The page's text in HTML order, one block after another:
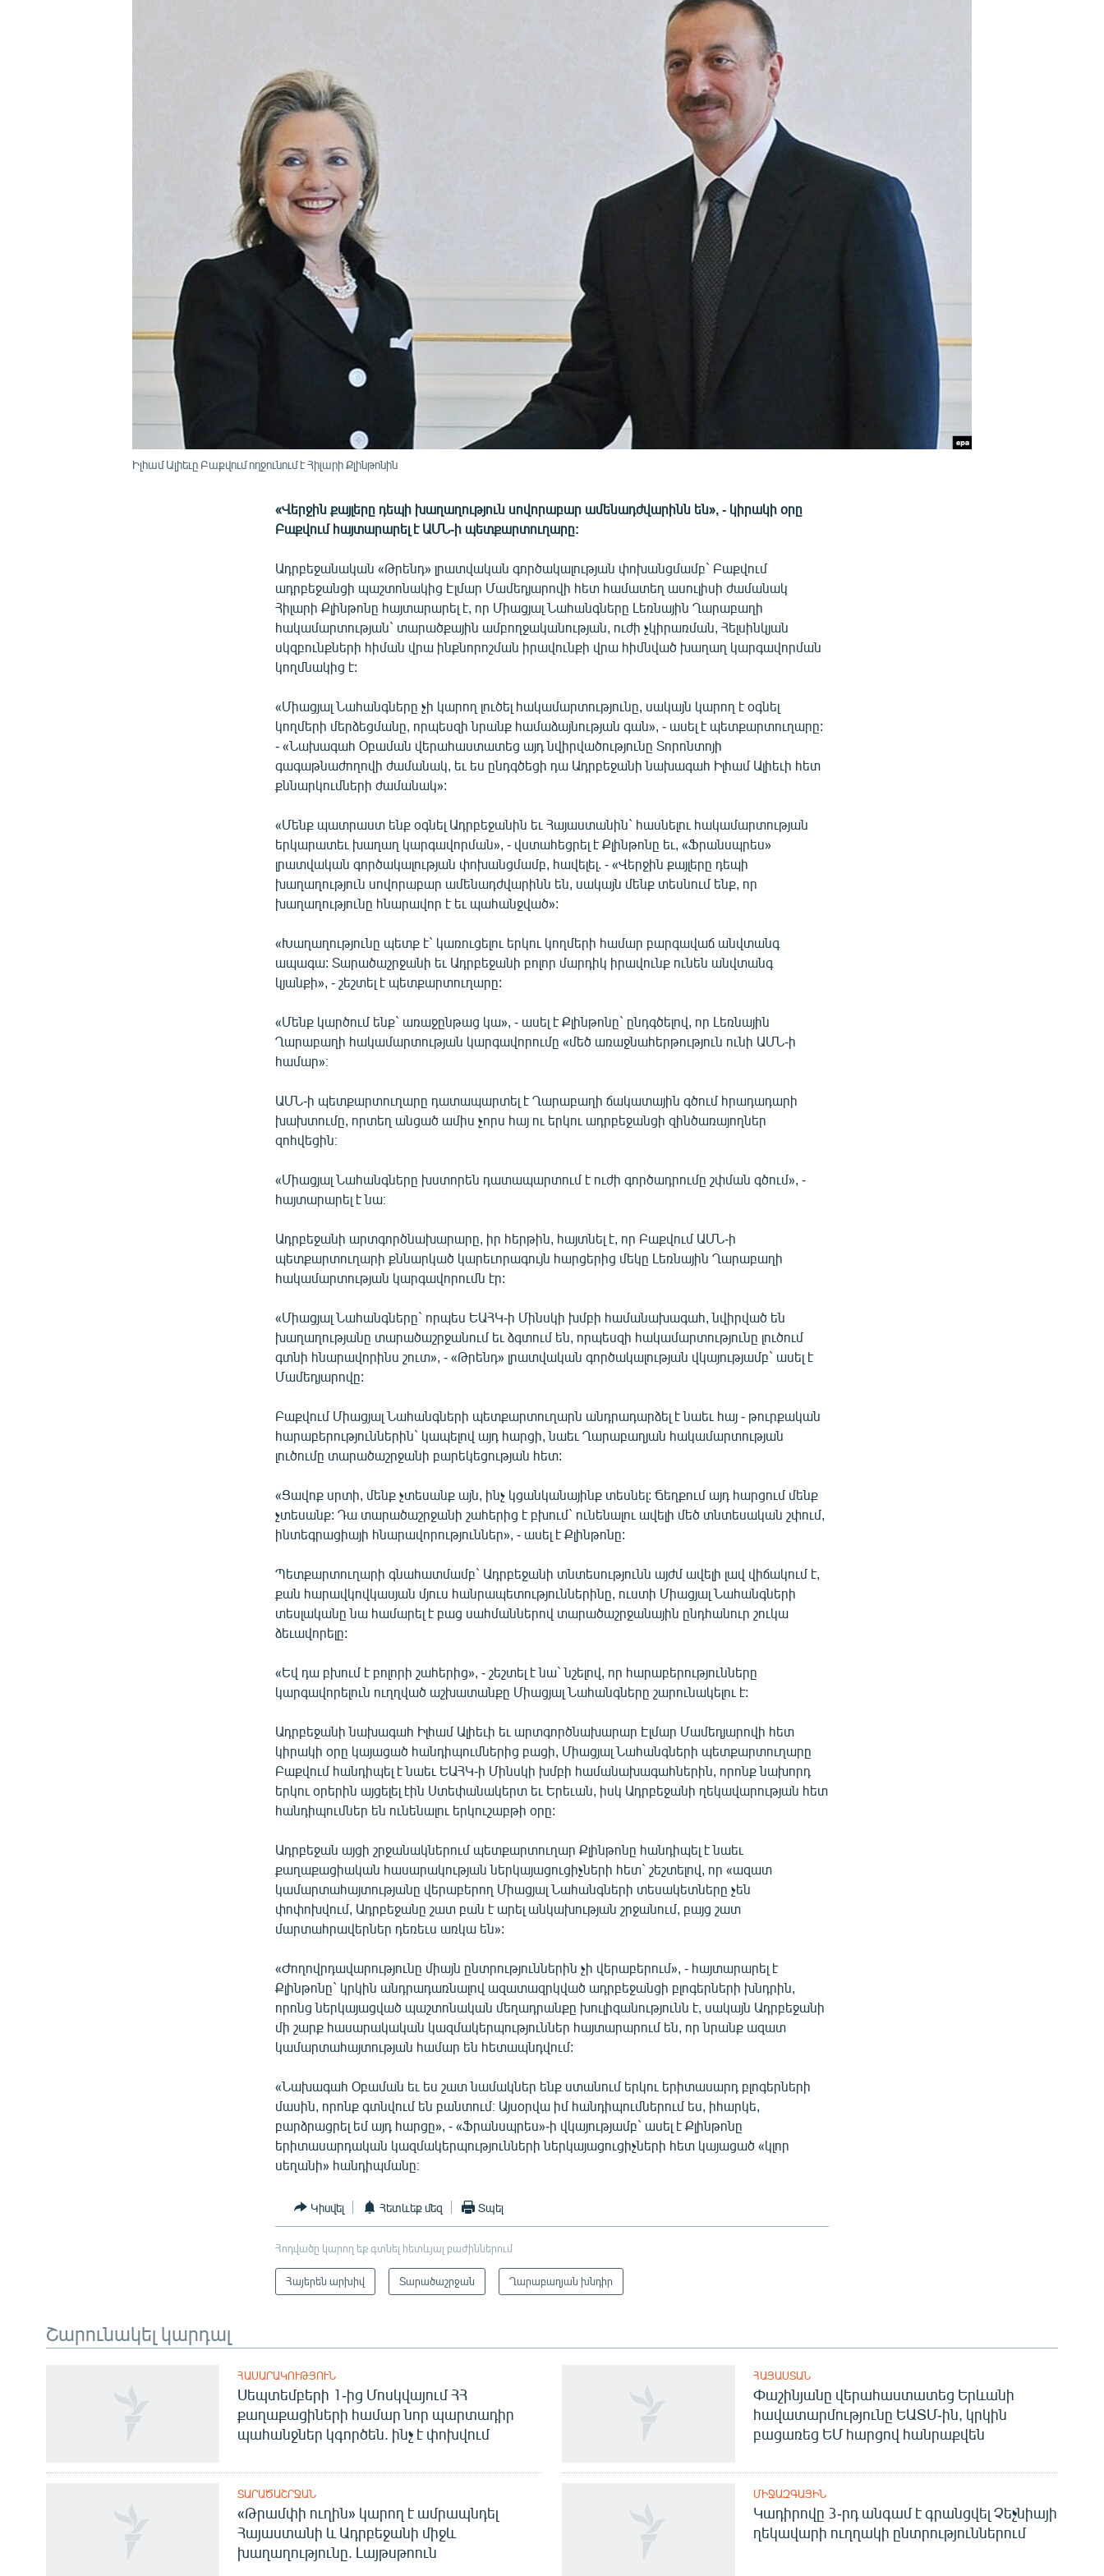
Իլհամ Ալիեւը Բաքվում ողջունում է Հիլարի Քլինթոնին
«Վերջին քայլերը դեպի խաղաղություն սովորաբար ամենադժվարինն են», - կիրակի օրը
Բաքվում հայտարարել է ԱՄՆ-ի պետքարտուղարը:
Ադրբեջանական «Թրենդ» լրատվական գործակալության փոխանցմամբ` Բաքվում
ադրբեջանցի պաշտոնակից Էլմար Մամեդյարովի հետ համատեղ ասուլիսի ժամանակ
Հիլարի Քլինթոնը հայտարարել է, որ Միացյալ Նահանգները Լեռնային Ղարաբաղի
հակամարտության` տարածքային ամբողջականության, ուժի չկիրառման, Հելսինկյան
սկզբունքների հիման վրա ինքնորոշման իրավունքի վրա հիմնված խաղաղ կարգավորման
կողմնակից է:
«Միացյալ Նահանգները չի կարող լուծել հակամարտությունը, սակայն կարող է օգնել
կողմերի մերձեցմանը, որպեսզի նրանք համաձայնության գան», - ասել է պետքարտուղարը:
- «Նախագահ Օբաման վերահաստատեց այդ նվիրվածությունը Տորոնտոյի
գագաթնաժողովի ժամանակ, եւ ես ընդգծեցի դա Ադրբեջանի նախագահ Իլհամ Ալիեւի հետ
քննարկումների ժամանակ»:
«Մենք պատրաստ ենք օգնել Ադրբեջանին եւ Հայաստանին` հասնելու հակամարտության
երկարատեւ խաղաղ կարգավորման», - վստահեցրել է Քլինթոնը եւ, «Ֆրանսպրես»
լրատվական գործակալության փոխանցմամբ, հավելել. - «Վերջին քայլերը դեպի
խաղաղություն սովորաբար ամենադժվարինն են, սակայն մենք տեսնում ենք, որ
խաղաղությունը հնարավոր է եւ պահանջված»:
«Խաղաղությունը պետք է` կառուցելու երկու կողմերի համար բարգավաճ անվտանգ
ապագա: Տարածաշրջանի եւ Ադրբեջանի բոլոր մարդիկ իրավունք ունեն անվտանգ
կյանքի», - շեշտել է պետքարտուղարը:
«Մենք կարծում ենք` առաջընթաց կա», - ասել է Քլինթոնը` ընդգծելով, որ Լեռնային
Ղարաբաղի հակամարտության կարգավորումը «մեծ առաջնահերթություն ունի ԱՄՆ-ի
համար»։
ԱՄՆ-ի պետքարտուղարը դատապարտել է Ղարաբաղի ճակատային գծում հրադադարի
խախտումը, որտեղ անցած ամիս չորս հայ ու երկու ադրբեջանցի զինծառայողներ
զոհվեցին։
«Միացյալ Նահանգները խստորեն դատապարտում է ուժի գործադրումը շփման գծում», -
հայտարարել է նա։
Ադրբեջանի արտգործնախարարը, իր հերթին, հայտնել է, որ Բաքվում ԱՄՆ-ի
պետքարտուղարի քննարկած կարեւորագույն հարցերից մեկը Լեռնային Ղարաբաղի
հակամարտության կարգավորումն էր:
«Միացյալ Նահանգները` որպես ԵԱՀԿ-ի Մինսկի խմբի համանախագահ, նվիրված են
խաղաղությանը տարածաշրջանում եւ ձգտում են, որպեսզի հակամարտությունը լուծում
գտնի հնարավորինս շուտ», - «Թրենդ» լրատվական գործակալության վկայությամբ` ասել է
Մամեդյարովը:
Բաքվում Միացյալ Նահանգների պետքարտուղարն անդրադարձել է նաեւ հայ - թուրքական
հարաբերություններին` կապելով այդ հարցի, նաեւ Ղարաբաղյան հակամարտության
լուծումը տարածաշրջանի բարեկեցության հետ:
«Ցավոք սրտի, մենք չտեսանք այն, ինչ կցանկանայինք տեսնել: Ճեղքում այդ հարցում մենք
չտեսանք: Դա տարածաշրջանի շահերից է բխում` ունենալու ավելի մեծ տնտեսական շփում,
ինտեգրացիայի հնարավորություններ», - ասել է Քլինթոնը:
Պետքարտուղարի գնահատմամբ` Ադրբեջանի տնտեսությունն այժմ ավելի լավ վիճակում է,
քան հարավկովկասյան մյուս հանրապետություններինը, ուստի Միացյալ Նահանգների
տեսլականը նա համարել է բաց սահմաններով տարածաշրջանային ընդհանուր շուկա
ձեւավորելը:
«Եվ դա բխում է բոլորի շահերից», - շեշտել է նա` նշելով, որ հարաբերությունները
կարգավորելուն ուղղված աշխատանքը Միացյալ Նահանգները շարունակելու է:
Ադրբեջանի նախագահ Իլհամ Ալիեւի եւ արտգործնախարար Էլմար Մամեդյարովի հետ
կիրակի օրը կայացած հանդիպումներից բացի, Միացյալ Նահանգների պետքարտուղարը
Բաքվում հանդիպել է նաեւ ԵԱՀԿ-ի Մինսկի խմբի համանախագահներին, որոնք նախորդ
երկու օրերին այցելել էին Ստեփանակերտ եւ Երեւան, իսկ Ադրբեջանի ղեկավարության հետ
հանդիպումներ են ունենալու երկուշաբթի օրը:
Ադրբեջան այցի շրջանակներում պետքարտուղար Քլինթոնը հանդիպել է նաեւ
քաղաքացիական հասարակության ներկայացուցիչների հետ` շեշտելով, որ «ազատ
կամարտահայտությանը վերաբերող Միացյալ Նահանգների տեսակետները չեն
փոփոխվում, Ադրբեջանը շատ բան է արել անկախության շրջանում, բայց շատ
մարտահրավերներ դեռեւս առկա են»:
«Ժողովրդավարությունը միայն ընտրություններին չի վերաբերում», - հայտարարել է
Քլինթոնը` կրկին անդրադառնալով ազատազրկված ադրբեջանցի բլոգերների խնդրին,
որոնց ներկայացված պաշտոնական մեղադրանքը խուլիգանությունն է, սակայն Ադրբեջանի
մի շարք հասարակական կազմակերպություններ հայտարարում են, որ նրանք ազատ
կամարտահայտության համար են հետապնդվում:
«Նախագահ Օբաման եւ ես շատ նամակներ ենք ստանում երկու երիտասարդ բլոգերների
մասին, որոնք գտնվում են բանտում։ Այսօրվա իմ հանդիպումներում ես, իհարկե,
բարձրացրել եմ այդ հարցը», - «Ֆրանսպրես»-ի վկայությամբ` ասել է Քլինթոնը
երիտասարդական կազմակերպությունների ներկայացուցիչների հետ կայացած «կլոր
սեղանի» հանդիպմանը։
Կիսվել Հետևեք մեզ Տպել
Հոդվածը կարող եք գտնել հետևյալ բաժիններում
Հայերեն արխիվ Տարածաշրջան Ղարաբաղյան խնդիր
Շարունակել կարդալ
ՀԱՍԱՐԱԿՈՒԹՅՈՒՆ
Սեպտեմբերի 1-ից Մոսկվայում ՀՀ
քաղաքացիների համար նոր պարտադիր
պահանջներ կգործեն. ինչ է փոխվում
ՀԱՅԱՍՏԱՆ
Փաշինյանը վերահաստատեց Երևանի
հավատարմությունը ԵԱՏՄ-ին, կրկին
բացառեց ԵՄ հարցով հանրաքվեն
ՏԱՐԱԾԱՇՐՋԱՆ
«Թրամփի ուղին» կարող է ամրապնդել
Հայաստանի և Ադրբեջանի միջև
խաղաղությունը. Լայթսթոուն
ՄԻՋԱԶԳԱՅԻՆ
Կադիրովը 3-րդ անգամ է գրանցվել Չեչնիայի
ղեկավարի ուղղակի ընտրություններում